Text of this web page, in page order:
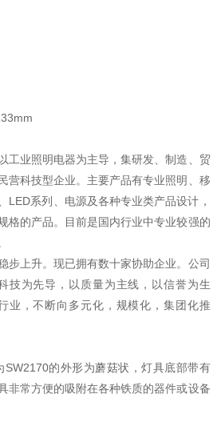
工业照明电器为主导，集研发、制造、贸
营科技型企业。主要产品有专业照明、移
LED系列、电源及各种专业类产品设计，
格的产品。目前是国内行业中专业较强的
步上升。现已拥有数十家协助企业。公司
技为先导，以质量为主线，以信誉为生
业，不断向多元化，规模化，集团化推
SW2170的外形为蘑菇状，灯具底部带有
非常方便的吸附在各种铁质的器件或设备